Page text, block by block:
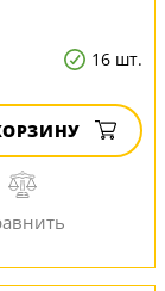
16 шт.